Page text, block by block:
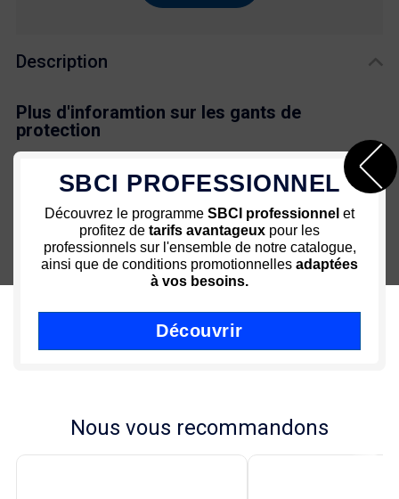
Description
Plus d'inforamtion sur les gants de
protection
- Ambidextre
- Etanche aux micro-organismes et composés chimiques
- 0% latex limitant les risques d'allergies
- Résistance à la déchirure
- Effet seconde peau
- Excellente dextérité
- Disponible en taille 8, 9 et 10
équipements de protection
Nous vous recommandons
SBCI PROFESSIONNEL
Découvrez le programme SBCI professionnel et
profitez de tarifs avantageux pour les
professionnels sur l'ensemble de notre catalogue,
ainsi que de conditions promotionnelles adaptées
à vos besoins.
Découvrir